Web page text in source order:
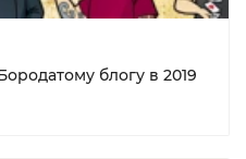
блогу в 2019